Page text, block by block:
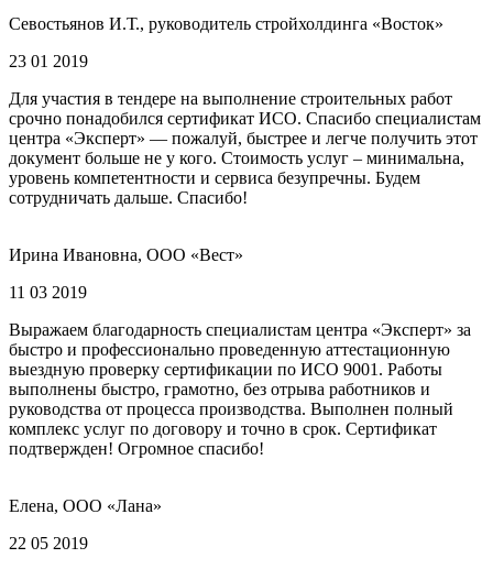
Севостьянов И.Т., руководитель стройхолдинга «Восток»
23 01 2019
Для участия в тендере на выполнение строительных работ
срочно понадобился сертификат ИСО. Спасибо специалистам
центра «Эксперт» — пожалуй, быстрее и легче получить этот
документ больше не у кого. Стоимость услуг – минимальна,
уровень компетентности и сервиса безупречны. Будем
сотрудничать дальше. Спасибо!
Ирина Ивановна, ООО «Вест»
11 03 2019
Выражаем благодарность специалистам центра «Эксперт» за
быстро и профессионально проведенную аттестационную
выездную проверку сертификации по ИСО 9001. Работы
выполнены быстро, грамотно, без отрыва работников и
руководства от процесса производства. Выполнен полный
комплекс услуг по договору и точно в срок. Сертификат
подтвержден! Огромное спасибо!
Елена, ООО «Лана»
22 05 2019